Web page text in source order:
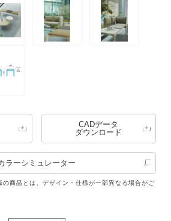
CADデータ
ダウンロード
ラーシミュレーター
商品とは、デザイン・仕様が一部異なる場合がご